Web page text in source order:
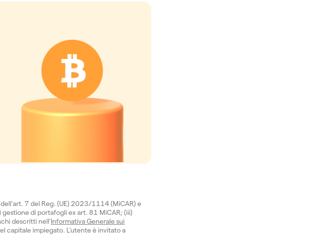
7 del Reg. (UE) 2023/1114 (MiCAR) e
di portafogli ex art. 81 MiCAR; (iii)
descritti nell'Informativa Generale sui
capitale impiegato. L’utente è invitato a